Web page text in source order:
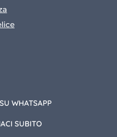
WHATSAPP
SUBITO